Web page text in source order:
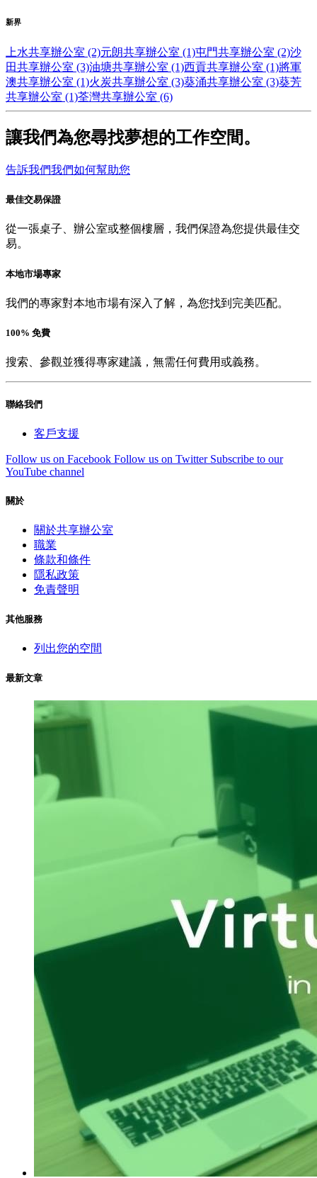
新界
上水共享辦公室 (2)元朗共享辦公室 (1)屯門共享辦公室 (2)沙
田共享辦公室 (3)油塘共享辦公室 (1)西貢共享辦公室 (1)將軍
澳共享辦公室 (1)火炭共享辦公室 (3)葵涌共享辦公室 (3)葵芳
共享辦公室 (1)荃灣共享辦公室 (6)
讓我們為您尋找夢想的工作空間。
告訴我們我們如何幫助您
最佳交易保證
從一張桌子、辦公室或整個樓層，我們保證為您提供最佳交
易。
本地市場專家
我們的專家對本地市場有深入了解，為您找到完美匹配。
100% 免費
搜索、參觀並獲得專家建議，無需任何費用或義務。
聯絡我們
客戶支援
Follow us on Facebook Follow us on Twitter Subscribe to our
YouTube channel
關於
關於共享辦公室
職業
條款和條件
隱私政策
免責聲明
其他服務
列出您的空間
最新文章